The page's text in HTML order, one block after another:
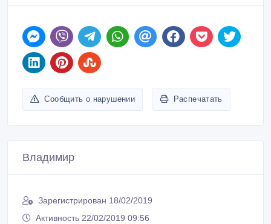
Сообщить о нарушении Распечатать
Владимир
Зарегистрирован 18/02/2019
Активность 22/02/2019 09:56